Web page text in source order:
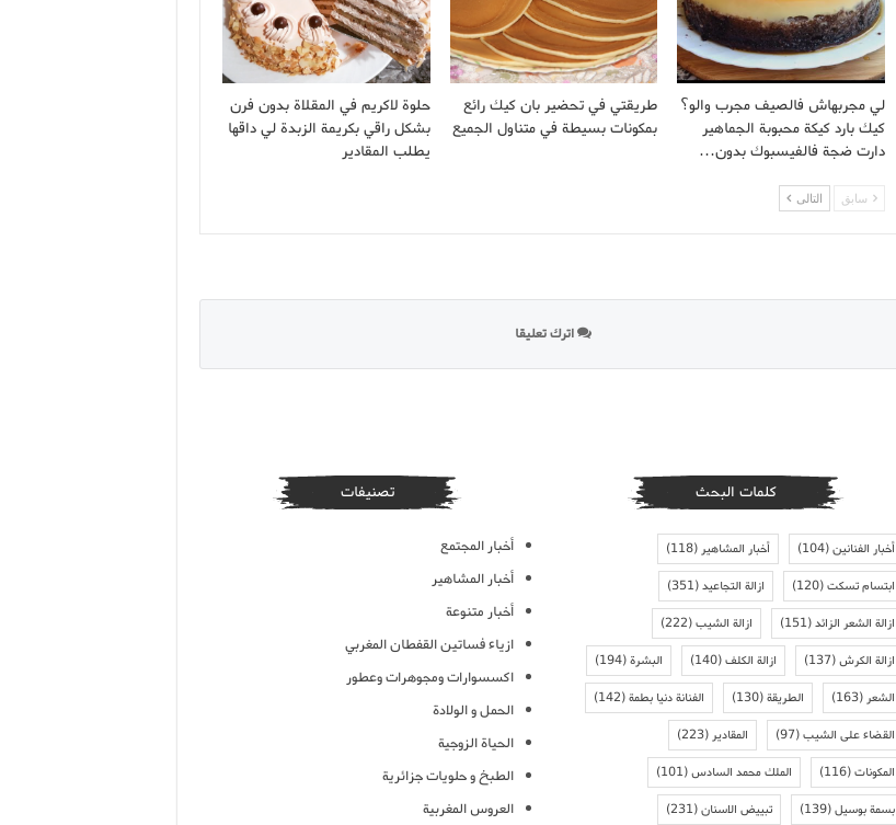
لي مجربهاش فالصيف مجرب والو؟
كيك بارد كيكة محبوبة الجماهير
دارت ضجة فالفيسبوك بدون…
طريقتي في تحضير بان كيك رائع
بمكونات بسيطة في متناول الجميع
حلوة لاكريم في المقلاة بدون فرن
بشكل راقي بكريمة الزبدة لي داقها
يطلب المقادير
سابق التالى
اترك تعليقا
كلمات البحث
أخبار الفنانين(104) أخبار المشاهير (118)
ابتسام تسكت(120) ازالة التجاعيد(351)
ازالة الشعر الزائد(151) ازالة الشيب(222)
ازالة الكرش(137) ازالة الكلف(140) البشرة(194)
الشعر (163) الطريقة(130) الفنانة دنيا بطمة(142)
القضاء على الشيب(97) المقادير (223)
المكونات(116) الملك محمد السادس(101)
بسمة بوسيل(139) تبييض الاسنان(231)
تصنيفات
أخبار المجتمع
أخبار المشاهير
أخبار متنوعة
ازياء فساتين القفطان المغربي
اكسسوارات ومجوهرات وعطور
الحمل و الولادة
الحياة الزوجية
الطبخ و حلويات جزائرية
العروس المغربية